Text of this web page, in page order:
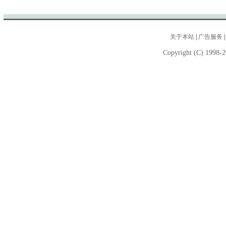
关于本站 广告服务
Copyright (C) 1998-